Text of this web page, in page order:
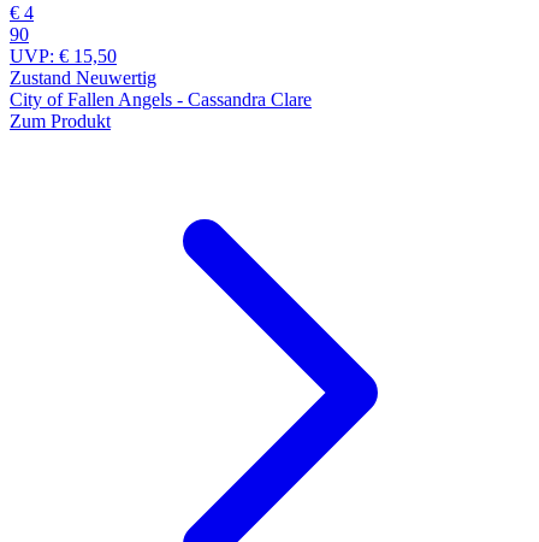
€ 4
90
UVP: € 15,50
Zustand Neuwertig
City of Fallen Angels - Cassandra Clare
Zum Produkt